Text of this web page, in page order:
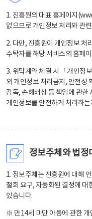
1. 진흥원의 대표 홈페이지
없으므로 개인정보 처리와 관
2. 다만, 진흥원이 개인정보 처
수탁자를 해당 서비스의 홈페
3. 위탁계약 체결 시 「개인정
외 개인정보 처리금지, 안전성
감독, 손해배상 등 책임에 관한
개인정보를 안전하게 처리하
정보주체와 법정
1. 정보주체는 진흥원에 대해
철회 요구, 자동화된 결정에 대
있습니다.
※ 만14세 미만 아동에 관한 개